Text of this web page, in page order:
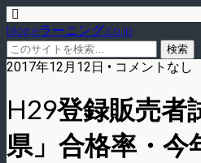
blog.eラーニング.co.jp
2017年12月12日 • コメントなし
H29登録販売者
県」合格率・今